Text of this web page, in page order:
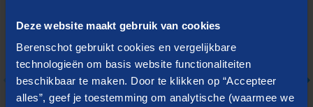
Deze website maakt gebruik van cookies
Berenschot gebruikt cookies en vergelijkbare
technologieën om basis website functionaliteiten
beschikbaar te maken. Door te klikken op “Accepteer
alles”, geef je toestemming om analytische (waarmee we
medewerkers hun rol invullen, hoe bestuurders
hun verantwoordelijkheid nemen en daarmee
mede het succes van uw organisatie.